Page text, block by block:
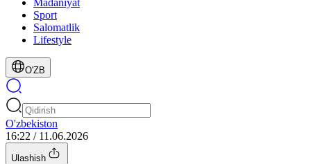
Madaniyat
Sport
Salomatlik
Lifestyle
O'ZB
O'zbekiston
16:22 / 11.06.2026
Ulashish